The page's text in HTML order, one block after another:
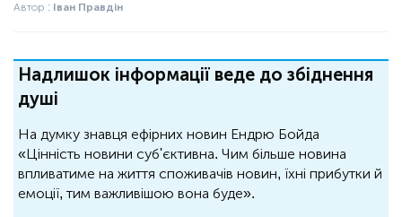
Автор : Іван Правдін
Надлишок інформації веде до збіднення
душі
На думку знавця ефірних новин Ендрю Бойда
«Цінність новини суб'єктивна. Чим більше новина
впливатиме на життя споживачів новин, їхні прибутки й
емоції, тим важливішою вона буде».